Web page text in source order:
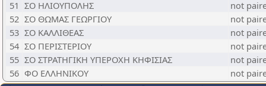
51 ΣΟ ΗΛΙΟΥΠΟΛΗΣ
not
52 ΣΟ ΘΩΜΑΣ ΓΕΩΡΓΙΟΥ
not
53 ΣΟ ΚΑΛΛΙΘΕΑΣ
not
54 ΣΟ ΠΕΡΙΣΤΕΡΙΟΥ
not
55 ΣΟ ΣΤΡΑΤΗΓΙΚΗ ΥΠΕΡΟΧΗ ΚΗΦΙΣΙΑΣ
not
56 ΦΟ ΕΛΛΗΝΙΚΟΥ not